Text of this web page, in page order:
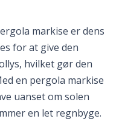
markise er dens
for at give den
hvilket gør den
en pergola markise
uanset om solen
en let regnbyge.